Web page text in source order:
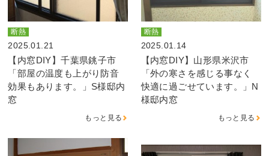
断熱
2025.01.21
【内窓DIY】千葉県銚子市
「部屋の温度も上がり防音
効果もあります。」S様邸内
窓
もっと見る
断熱
2025.01.14
【内窓DIY】山形県米沢市
「外の寒さを感じる事なく
快適に過ごせています。」N
様邸内窓
もっと見る